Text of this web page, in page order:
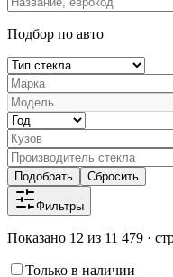
Подбор по авто
Подобрать Сбросить
Фильтры
Показано 12 из 11 479 ·
Только в наличии